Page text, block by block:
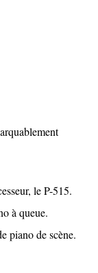
le P-515.
à queue.
piano de scène.